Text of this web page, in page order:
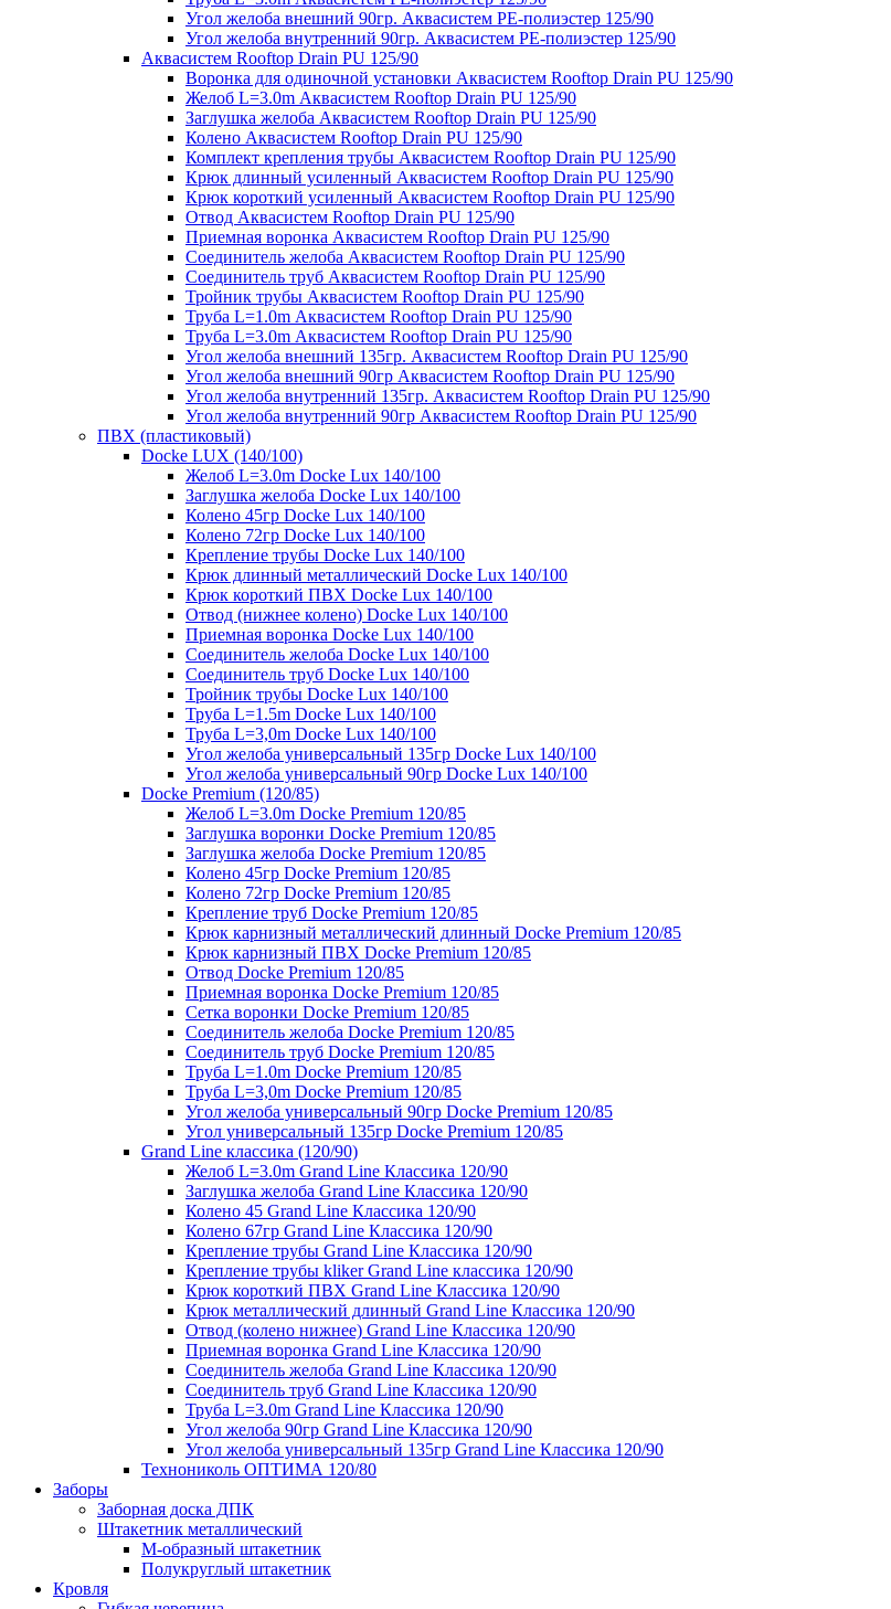
Угол желоба внешний 90гр. Аквасистем PE-полиэстер 125/90
Угол желоба внутренний 90гр. Аквасистем PE-полиэстер 125/90
Аквасистем Rooftop Drain PU 125/90
Воронка для одиночной установки Аквасистем Rooftop Drain PU 125/90
Желоб L=3.0m Аквасистем Rooftop Drain PU 125/90
Заглушка желоба Аквасистем Rooftop Drain PU 125/90
Колено Аквасистем Rooftop Drain PU 125/90
Комплект крепления трубы Аквасистем Rooftop Drain PU 125/90
Крюк длинный усиленный Аквасистем Rooftop Drain PU 125/90
Крюк короткий усиленный Аквасистем Rooftop Drain PU 125/90
Отвод Аквасистем Rooftop Drain PU 125/90
Приемная воронка Аквасистем Rooftop Drain PU 125/90
Соединитель желоба Аквасистем Rooftop Drain PU 125/90
Соединитель труб Аквасистем Rooftop Drain PU 125/90
Тройник трубы Аквасистем Rooftop Drain PU 125/90
Труба L=1.0m Аквасистем Rooftop Drain PU 125/90
Труба L=3.0m Аквасистем Rooftop Drain PU 125/90
Угол желоба внешний 135гр. Аквасистем Rooftop Drain PU 125/90
Угол желоба внешний 90гр Аквасистем Rooftop Drain PU 125/90
Угол желоба внутренний 135гр. Аквасистем Rooftop Drain PU 125/90
Угол желоба внутренний 90гр Аквасистем Rooftop Drain PU 125/90
ПВХ (пластиковый)
Docke LUX (140/100)
Желоб L=3.0m Docke Lux 140/100
Заглушка желоба Docke Lux 140/100
Колено 45гр Docke Lux 140/100
Колено 72гр Docke Lux 140/100
Крепление трубы Docke Lux 140/100
Крюк длинный металлический Docke Lux 140/100
Крюк короткий ПВХ Docke Lux 140/100
Отвод (нижнее колено) Docke Lux 140/100
Приемная воронка Docke Lux 140/100
Соединитель желоба Docke Lux 140/100
Соединитель труб Docke Lux 140/100
Тройник трубы Docke Lux 140/100
Труба L=1.5m Docke Lux 140/100
Труба L=3,0m Docke Lux 140/100
Угол желоба универсальный 135гр Docke Lux 140/100
Угол желоба универсальный 90гр Docke Lux 140/100
Docke Premium (120/85)
Желоб L=3.0m Docke Premium 120/85
Заглушка воронки Docke Premium 120/85
Заглушка желоба Docke Premium 120/85
Колено 45гр Docke Premium 120/85
Колено 72гр Docke Premium 120/85
Крепление труб Docke Premium 120/85
Крюк карнизный металлический длинный Docke Premium 120/85
Крюк карнизный ПВХ Docke Premium 120/85
Отвод Docke Premium 120/85
Приемная воронка Docke Premium 120/85
Сетка воронки Docke Premium 120/85
Соединитель желоба Docke Premium 120/85
Соединитель труб Docke Premium 120/85
Труба L=1.0m Docke Premium 120/85
Труба L=3,0m Docke Premium 120/85
Угол желоба универсальный 90гр Docke Premium 120/85
Угол универсальный 135гр Docke Premium 120/85
Grand Line классика (120/90)
Желоб L=3.0m Grand Line Классика 120/90
Заглушка желоба Grand Line Классика 120/90
Колено 45 Grand Line Классика 120/90
Колено 67гр Grand Line Классика 120/90
Крепление трубы Grand Line Классика 120/90
Крепление трубы kliker Grand Line классика 120/90
Крюк короткий ПВХ Grand Line Классика 120/90
Крюк металлический длинный Grand Line Классика 120/90
Отвод (колено нижнее) Grand Line Классика 120/90
Приемная воронка Grand Line Классика 120/90
Соединитель желоба Grand Line Классика 120/90
Соединитель труб Grand Line Классика 120/90
Труба L=3.0m Grand Line Классика 120/90
Угол желоба 90гр Grand Line Классика 120/90
Угол желоба универсальный 135гр Grand Line Классика 120/90
Технониколь ОПТИМА 120/80
Заборы
Заборная доска ДПК
Штакетник металлический
М-образный штакетник
Полукруглый штакетник
Кровля